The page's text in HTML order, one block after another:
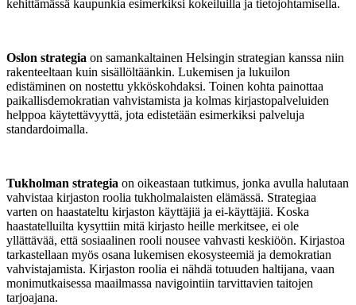
kehittämässä kaupunkia esimerkiksi kokeiluilla ja tietojohtamisella.
Oslon strategia on samankaltainen Helsingin strategian kanssa niin
rakenteeltaan kuin sisällöltäänkin. Lukemisen ja lukuilon
edistäminen on nostettu ykköskohdaksi. Toinen kohta painottaa
paikallisdemokratian vahvistamista ja kolmas kirjastopalveluiden
helppoa käytettävyyttä, jota edistetään esimerkiksi palveluja
standardoimalla.
Tukholman strategia on oikeastaan tutkimus, jonka avulla halutaan
vahvistaa kirjaston roolia tukholmalaisten elämässä. Strategiaa
varten on haastateltu kirjaston käyttäjiä ja ei-käyttäjiä. Koska
haastatelluilta kysyttiin mitä kirjasto heille merkitsee, ei ole
yllättävää, että sosiaalinen rooli nousee vahvasti keskiöön. Kirjastoa
tarkastellaan myös osana lukemisen ekosysteemiä ja demokratian
vahvistajamista. Kirjaston roolia ei nähdä totuuden haltijana, vaan
monimutkaisessa maailmassa navigointiin tarvittavien taitojen
tarjoajana.